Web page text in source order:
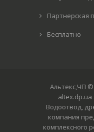
Партнерская
Бесплатно
Альтекс,ЧП ©
altex.dp.ua
Водоотвод,
компания
комплексного